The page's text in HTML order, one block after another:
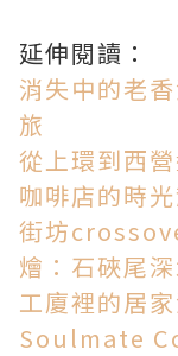
延伸閱讀：
消失中的老
旅
從上環到西
咖啡店的時
街坊
燴：石硤尾
工廈裡的居
Soulmate